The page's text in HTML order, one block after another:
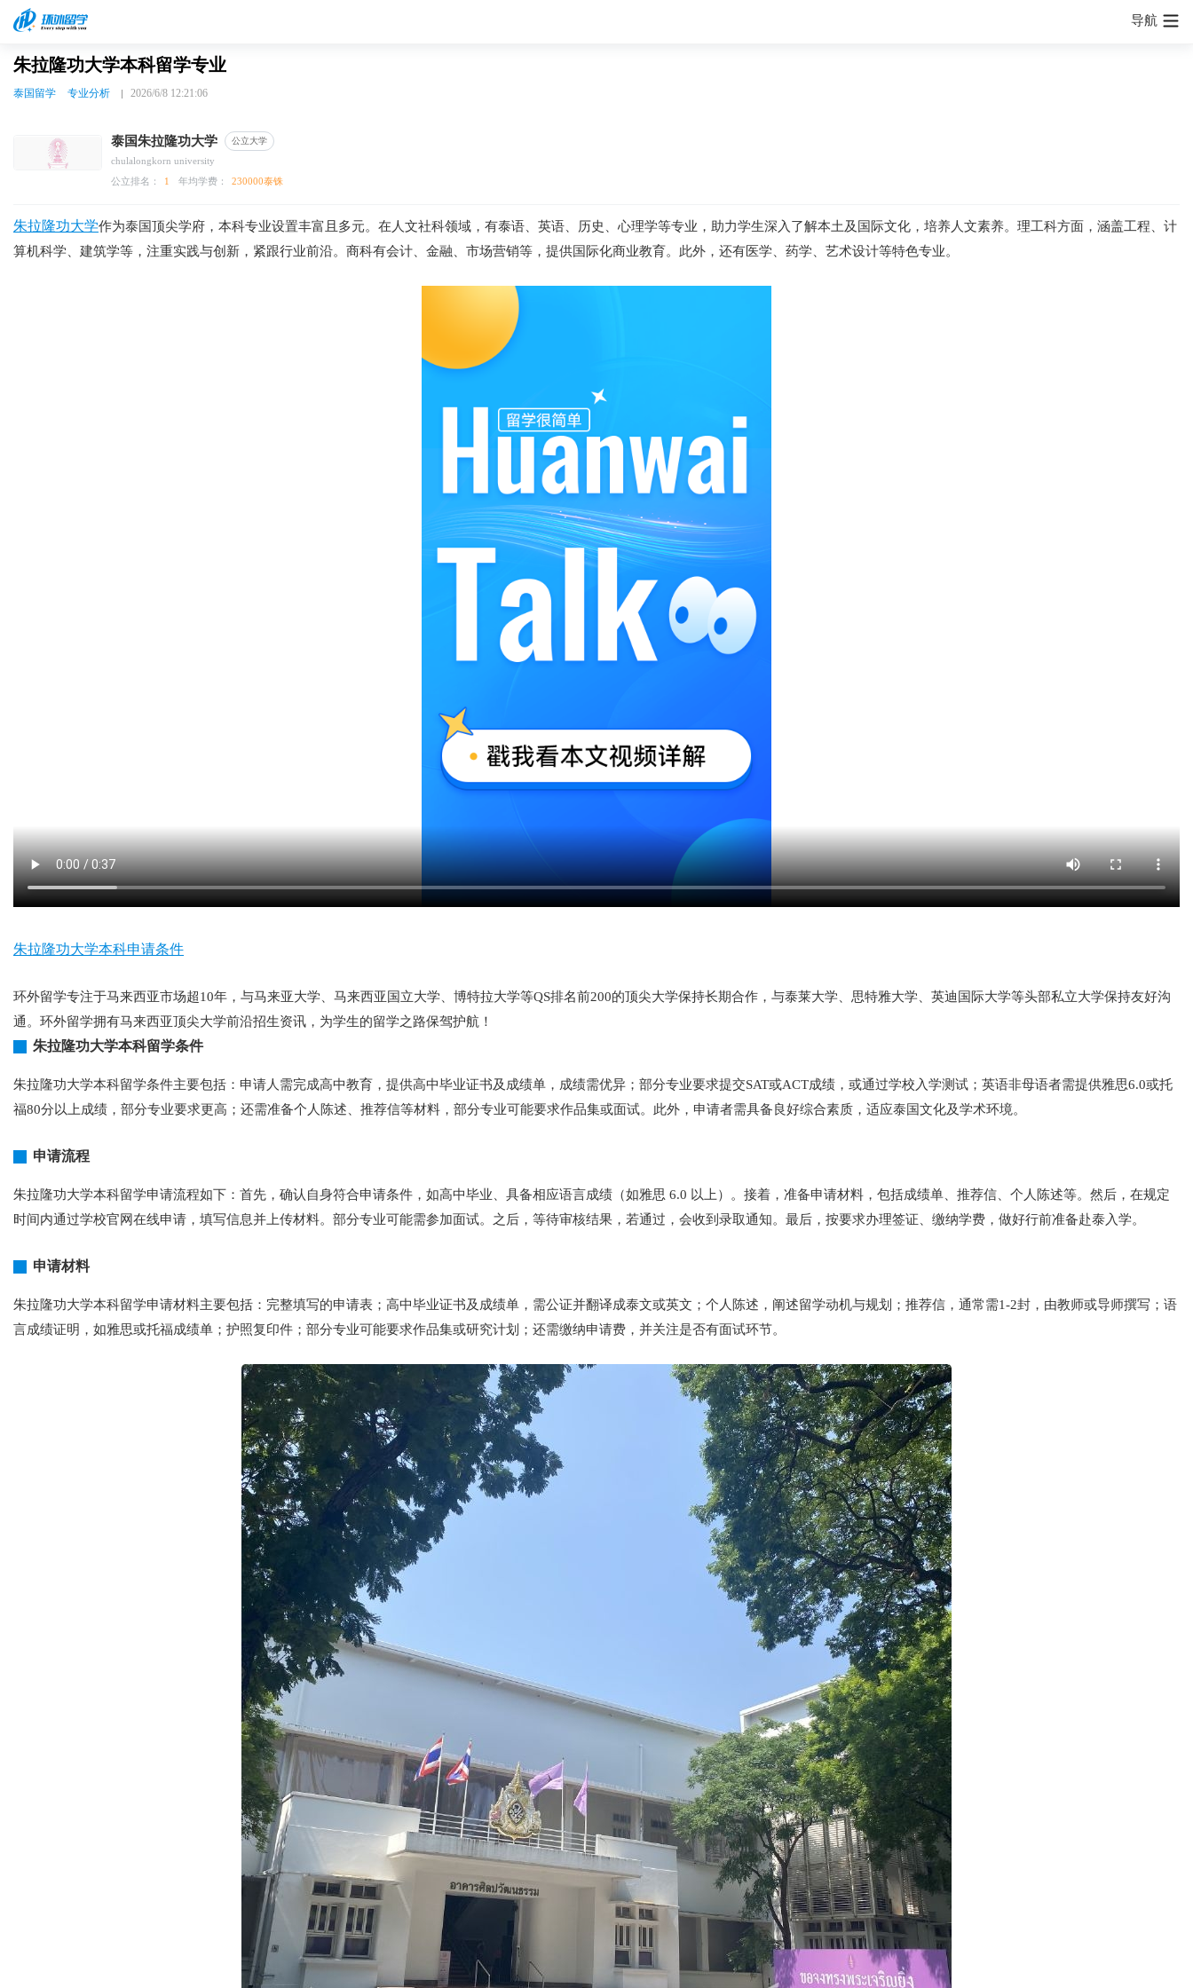
导航
朱拉隆功大学本科留学专业
泰国留学 专业分析 2026/6/8 12:21:06
泰国朱拉隆功大学 公立大学
chulalongkorn university
公立排名：
1 年均学费： 230000泰铢
朱拉隆功大学作为泰国顶尖学府，本科专业设置丰富且多元。在人文社科领域，有泰语、英语、历史、心理学等专业，助力学生深入了解本土及国际文化，培养人文素养。理工科方面，涵盖工程、计
算机科学、建筑学等，注重实践与创新，紧跟行业前沿。商科有会计、金融、市场营销等，提供国际化商业教育。此外，还有医学、药学、艺术设计等特色专业。
朱拉隆功大学本科申请条件
环外留学专注于马来西亚市场超10年，与马来亚大学、马来西亚国立大学、博特拉大学等QS排名前200的顶尖大学保持长期合作，与泰莱大学、思特雅大学、英迪国际大学等头部私立大学保持友好沟
通。环外留学拥有马来西亚顶尖大学前沿招生资讯，为学生的留学之路保驾护航！
朱拉隆功大学本科留学条件
朱拉隆功大学本科留学条件主要包括：申请人需完成高中教育，提供高中毕业证书及成绩单，成绩需优异；部分专业要求提交SAT或ACT成绩，或通过学校入学测试；英语非母语者需提供雅思6.0或托
福80分以上成绩，部分专业要求更高；还需准备个人陈述、推荐信等材料，部分专业可能要求作品集或面试。此外，申请者需具备良好综合素质，适应泰国文化及学术环境。
申请流程
朱拉隆功大学本科留学申请流程如下：首先，确认自身符合申请条件，如高中毕业、具备相应语言成绩（如雅思 6.0 以上）。接着，准备申请材料，包括成绩单、推荐信、个人陈述等。然后，在规定
时间内通过学校官网在线申请，填写信息并上传材料。部分专业可能需参加面试。之后，等待审核结果，若通过，会收到录取通知。最后，按要求办理签证、缴纳学费，做好行前准备赴泰入学。
申请材料
朱拉隆功大学本科留学申请材料主要包括：完整填写的申请表；高中毕业证书及成绩单，需公证并翻译成泰文或英文；个人陈述，阐述留学动机与规划；推荐信，通常需1-2封，由教师或导师撰写；语
言成绩证明，如雅思或托福成绩单；护照复印件；部分专业可能要求作品集或研究计划；还需缴纳申请费，并关注是否有面试环节。